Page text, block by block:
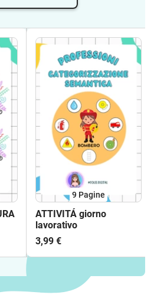
9 Pagine
ATTIVITÁ giorno
lavorativo
3,99 €